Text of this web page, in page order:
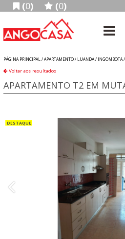
(0) (0)
PÁGINA PRINCIPAL /APARTAMENTO/ LUANDA/ INGOMBOTA/
Voltar aos resultados
APARTAMENTO T2 EM